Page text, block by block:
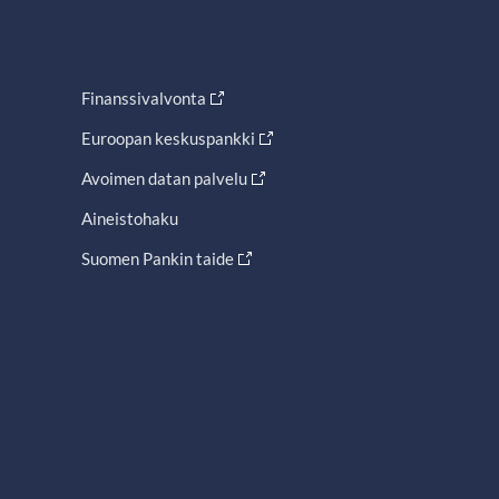
Finanssivalvonta
Euroopan keskuspankki
Avoimen datan palvelu
Aineistohaku
Suomen Pankin taide